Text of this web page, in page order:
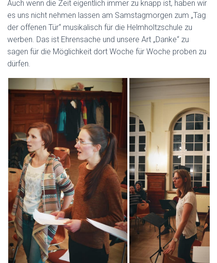
Auch wenn die Zeit eigentlich immer zu knapp ist, haben wir
es uns nicht nehmen lassen am Samstagmorgen zum „Tag
der offenen Tür“ musikalisch für die Helmholtzschule zu
werben. Das ist Ehrensache und unsere Art „Danke“ zu
sagen für die Möglichkeit dort Woche für Woche proben zu
dürfen.